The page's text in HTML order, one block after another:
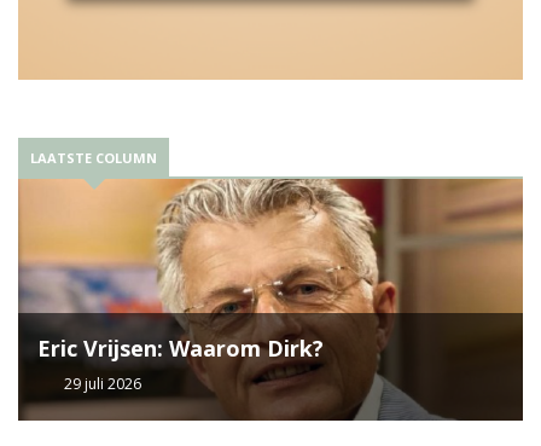
LAATSTE COLUMN
Eric Vrijsen: Waarom Dirk?
29 juli 2026